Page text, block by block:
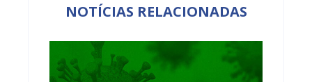
NOTÍCIAS RELACIONADAS